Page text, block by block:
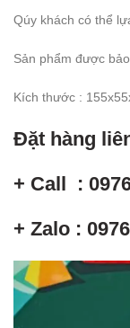
Qúy khách có thể
Sản phẩm được
Kích thước :
Đặt hàng
+ Call :
+ Zalo :